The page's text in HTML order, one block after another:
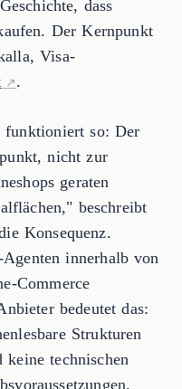
dass
Der Kernpunkt
Visa-
.
funktioniert so: Der
nicht zur
geraten
beschreibt
Konsequenz.
innerhalb von
Commerce
bedeutet das:
Strukturen
technischen